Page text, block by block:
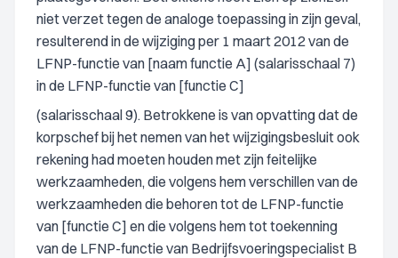
niet verzet tegen de analoge toepassing in zijn geval,
resulterend in de wijziging per 1 maart 2012 van de
LFNP-functie van [naam functie A] (salarisschaal 7)
in de LFNP-functie van [functie C]
(salarisschaal 9). Betrokkene is van opvatting dat de
korpschef bij het nemen van het wijzigingsbesluit ook
rekening had moeten houden met zijn feitelijke
werkzaamheden, die volgens hem verschillen van de
werkzaamheden die behoren tot de LFNP-functie
van [functie C] en die volgens hem tot toekenning
van de LFNP-functie van Bedrijfsvoeringspecialist B